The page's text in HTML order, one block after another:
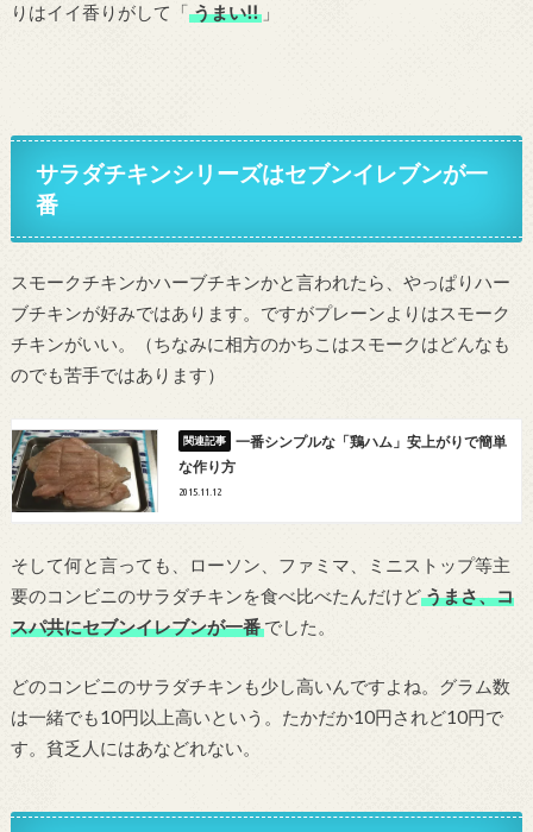
りはイイ香りがして「 うまい!!」
サラダチキンシリーズはセブンイレブンが一
番
スモークチキンかハーブチキンかと言われたら、やっぱりハー
ブチキンが好みではあります。ですがプレーンよりはスモーク
チキンがいい。（ちなみに相方のかちこはスモークはどんなも
のでも苦手ではあります）
一番シンプルな「鶏ハム」安上がりで簡単
な作り方
2015.11.12
そして何と言っても、ローソン、ファミマ、ミニストップ等主
要のコンビニのサラダチキンを食べ比べたんだけどうまさ、コ
スパ共にセブンイレブンが一番でした。
どのコンビニのサラダチキンも少し高いんですよね。グラム数
は一緒でも10円以上高いという。たかだか10円されど10円で
す。貧乏人にはあなどれない。